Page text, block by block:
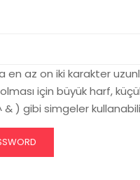
en az on iki karakter
için büyük harf,
& ) gibi simgeler